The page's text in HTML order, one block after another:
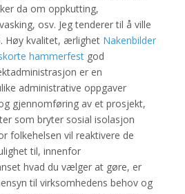
da om oppkutting,
osv. Jeg tenderer til å ville
Høy kvalitet, ærlighet Nakenbilder
hammerfest god
er en
administrative oppgaver
gjennomføring av et prosjekt,
som bryter sosial isolasjon
folkehelsen vil reaktivere de
til, innenfor
hvad du vælger at gøre, er
til virksomhedens behov og